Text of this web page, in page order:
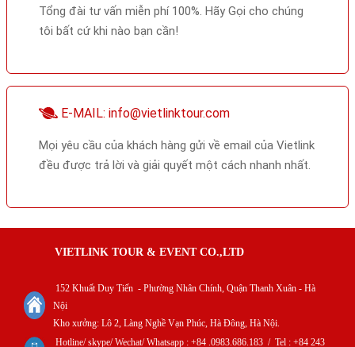
Tổng đài tư vấn miễn phí 100%. Hãy Gọi cho chúng
tôi bất cứ khi nào bạn cần!
E-MAIL: info@vietlinktour.com
Mọi yêu cầu của khách hàng gửi về email của Vietlink
đều được trả lời và giải quyết một cách nhanh nhất.
VIETLINK TOUR & EVENT CO.,LTD
152 Khuất Duy Tiến - Phường Nhân Chính, Quận Thanh Xuân - Hà
Nội
Kho xưởng: Lô 2, Làng Nghề Vạn Phúc, Hà Đông, Hà Nội.
Hotline/ skype/ Wechat/ Whatsapp : +84 .0983.686.183 / Tel : +84 243